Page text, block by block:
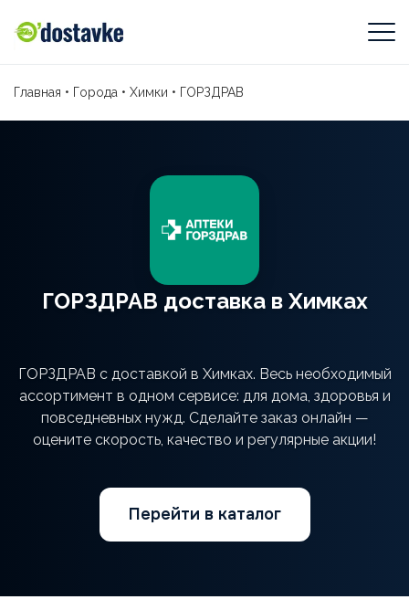
Главная • Города • Химки • ГОРЗДРАВ
ГОРЗДРАВ доставка в Химках
ГОРЗДРАВ с доставкой в Химках. Весь необходимый
ассортимент в одном сервисе: для дома, здоровья и
повседневных нужд. Сделайте заказ онлайн —
оцените скорость, качество и регулярные акции!
Перейти в каталог